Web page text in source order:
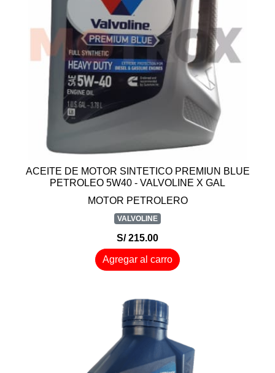
ACEITE DE MOTOR SINTETICO PREMIUN BLUE
PETROLEO 5W40 - VALVOLINE X GAL
MOTOR PETROLERO
VALVOLINE
S/ 215.00
Agregar al carro